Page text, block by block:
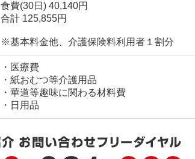
食費(30日) 40,140円
合計 125,855円
※基本料金他、介護保険料利用者１割分
・医療費
・紙おむつ等介護用品
・華道等趣味に関わる材料費
・日用品